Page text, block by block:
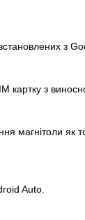
з
картку з
магнітоли як
Auto.